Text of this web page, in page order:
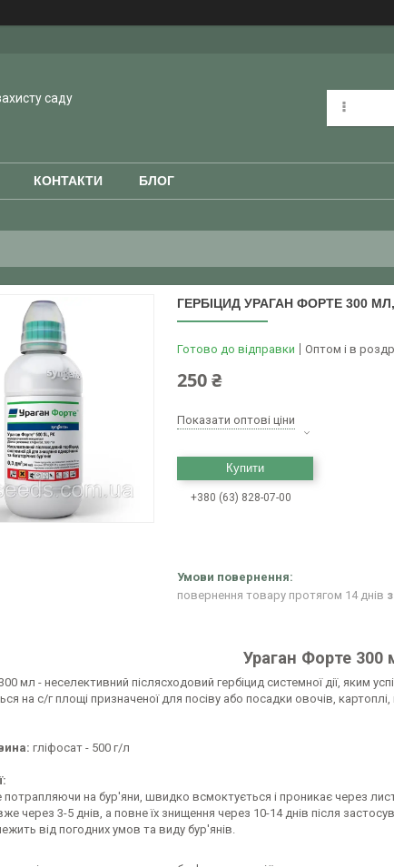
саду
КОНТАКТИ БЛОГ
ГЕРБІЦИД УРАГАН ФОРТЕ 300
Готово до відправки Оптом і в
250 ₴
Показати оптові ціни
Купити
+380 (63) 828-07-00
повернення товару протягом 14 днів
Ураган Форте 300
мл - неселективний післясходовий гербіцид системної дії, яким
на с/г площі призначеної для посіву або посадки овочів,
гліфосат - 500 г/л
потрапляючи на бур'яни, швидко всмоктується і проникає через
через 3-5 днів, а повне їх знищення через 10-14 днів після
від погодних умов та виду бур'янів.